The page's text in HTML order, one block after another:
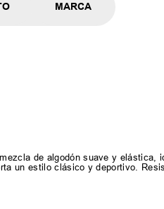
MARCA
de algodón suave y elástica,
un estilo clásico y deportivo.